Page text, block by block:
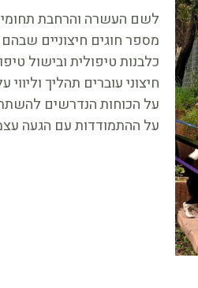
לשם העשרה והרחבת תחומי
מספר חוגים חיצוניים
כלבנות טיפולית ובישול
חיצוני עוברים תהליך
על הכוחות הנדרשים
על ההתמודדות עם הגעה